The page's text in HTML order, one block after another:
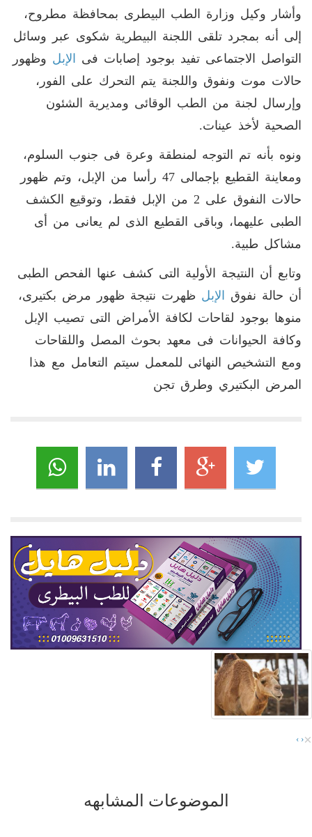
وأشار وكيل وزارة الطب البيطرى بمحافظة مطروح،
إلى أنه بمجرد تلقى اللجنة البيطرية شكوى عبر وسائل
التواصل الاجتماعى تفيد بوجود إصابات فى الإبل وظهور
حالات موت ونفوق واللجنة يتم التحرك على الفور،
وإرسال لجنة من الطب الوقائى ومديرية الشئون
الصحية لأخذ عينات.
ونوه بأنه تم التوجه لمنطقة وعرة فى جنوب السلوم،
ومعاينة القطيع بإجمالى 47 رأسا من الإبل، وتم ظهور
حالات النفوق على 2 من الإبل فقط، وتوقيع الكشف
الطبى عليهما، وباقى القطيع الذى لم يعانى من أى
مشاكل طبية.
وتابع أن النتيجة الأولية التى كشف عنها الفحص الطبى
أن حالة نفوق الإبل ظهرت نتيجة ظهور مرض بكتيرى،
منوها بوجود لقاحات لكافة الأمراض التى تصيب الإبل
وكافة الحيوانات فى معهد بحوث المصل واللقاحات
ومع التشخيص النهائى للمعمل سيتم التعامل مع هذا
المرض البكتيري وطرق تجن
‹
› ×
الموضوعات المشابهه